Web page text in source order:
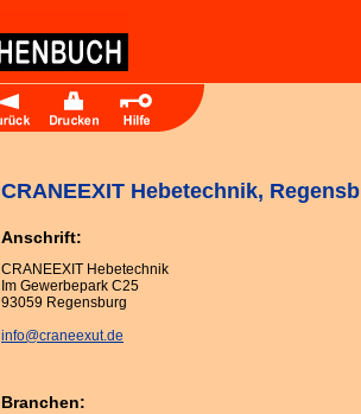
CRANEEXIT Hebetechnik,
Anschrift:
CRANEEXIT Hebetechnik
Im Gewerbepark C25
93059 Regensburg
info@craneexut.de
Branchen: